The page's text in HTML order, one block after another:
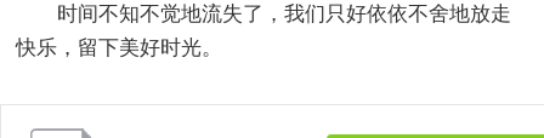
时间不知不觉地流失了，我们只好依依不舍地放走
快乐，留下美好时光。